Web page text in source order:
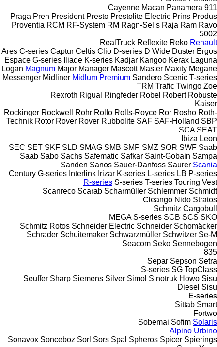
911
Cayenne Macan Panamera
Praga Preh President Presto Prestolite Electric Prins Produs
Proventia RCM RF-System RM Ragn-Sells Raja Ram Ravo
5002
RealTruck Reflexite Reko Renault
Ares C-series Captur Celtis Clio D-series D Wide Duster Ergos
Espace G-series Iliade K-series Kadjar Kangoo Kerax Laguna
Logan Magnum Major Manager Mascott Master Maxity Megane
Messenger Midliner Midlum Premium Sandero Scenic T-series
TRM Trafic Twingo Zoe
Rexroth Rigual Ringfeder Robel Robert Robuste
Kaiser
Rockinger Rockwell Rohr Rolfo Rolls-Royce Ror Rosho Roth-
Technik Rotor Rover Rover Rubbolite SAF SAF-Holland SBP
SCA SEAT
Ibiza Leon
SEC SET SKF SLD SMAG SMB SMP SMZ SOR SWF Saab
Saab Sabo Sachs Safematic Safkar Saint-Gobain Sampa
Sanden Sanos Sauer-Danfoss Saurer Scania
Century G-series Interlink Irizar K-series L-series LB P-series
R-series S-series T-series Touring Vest
Scanreco Scarab Scharmüller Schlemmer Schmidt
Cleango Nido Stratos
Schmitz Cargobull
MEGA S-series SCB SCS SKO
Schmitz Rotos Schneider Electric Schneider Schomäcker
Schrader Schuitemaker Schwarzmüller Schwitzer Se-M
Seacom Seko Sennebogen
835
Separ Sepson Setra
S-series SG TopClass
Seuffer Sharp Siemens Silver Simol Sinotruk Howo Sisu
Diesel Sisu
E-series
Sittab Smart
Fortwo
Sobemai Sofim Solaris
Alpino Urbino
Sonavox Sonceboz Sorl Sors Spal Spheros Spicer Spierings